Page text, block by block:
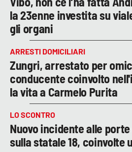
la 23enne investita su
gli organi
ARRESTI DOMICILIARI
Zungri, arrestato per
conducente coinvolto
la vita a Carmelo Purita
LO SCONTRO
Nuovo incidente alle
sulla statale 18, coinvolte